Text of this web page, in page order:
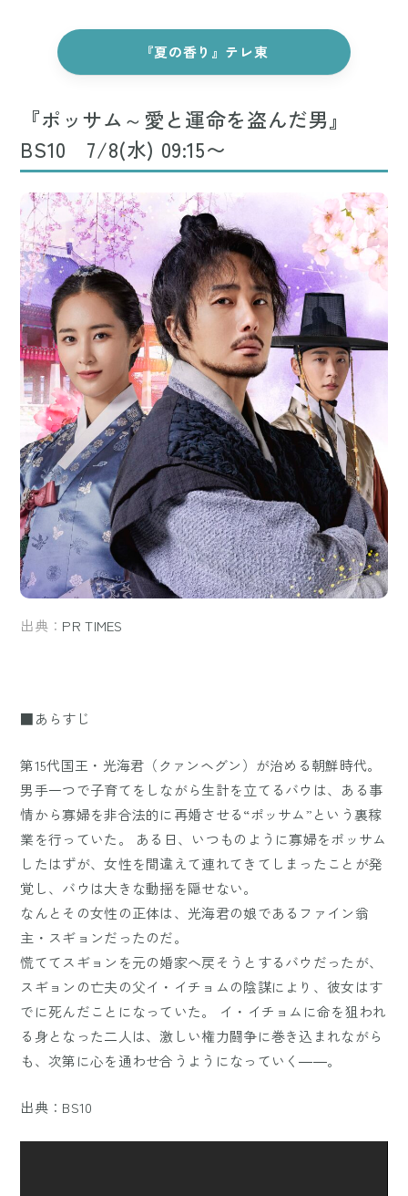
『夏の香り』テレ東
『ポッサム～愛と運命を盗んだ男』
BS10 7/8(水) 09:15〜
出典： PR TIMES
■あらすじ
第15代国王・光海君（クァンヘグン）が治める朝鮮時代。
男手一つで子育てをしながら生計を立てるバウは、ある事
情から寡婦を非合法的に再婚させる“ポッサム”という裏稼
業を行っていた。 ある日、いつものように寡婦をポッサム
したはずが、女性を間違えて連れてきてしまったことが発
覚し、バウは大きな動揺を隠せない。
なんとその女性の正体は、光海君の娘であるファイン翁
主・スギョンだったのだ。
慌ててスギョンを元の婚家へ戻そうとするバウだったが、
スギョンの亡夫の父イ・イチョムの陰謀により、彼女はす
でに死んだことになっていた。 イ・イチョムに命を狙われ
る身となった二人は、激しい権力闘争に巻き込まれながら
も、次第に心を通わせ合うようになっていく――。
出典： BS10